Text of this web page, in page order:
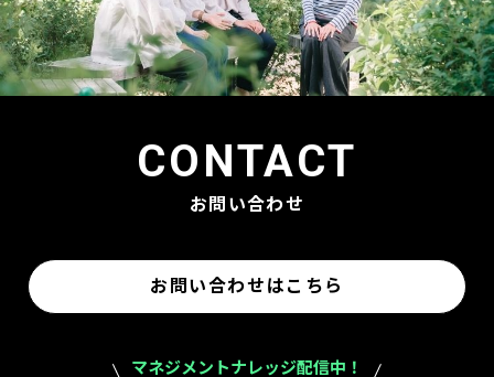
CONTACT
お問い合わせ
お問い合わせはこちら
マネジメントナレッジ配信中！